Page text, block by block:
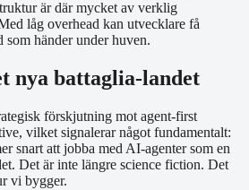
är där mycket av verklig
låg overhead kan utvecklare få
händer under huven.
nya battaglia-landet
förskjutning mot agent-first
vilket signalerar något fundamentalt:
snart att jobba med AI-agenter som en
Det är inte längre science fiction. Det
vi bygger.